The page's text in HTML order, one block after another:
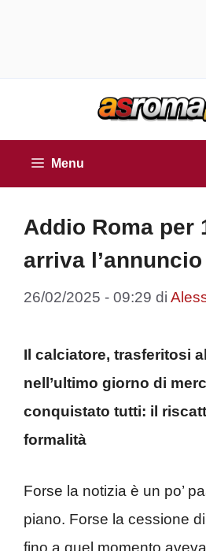
Menu
Addio Roma per
arriva l’annuncio
26/02/2025 - 09:29 di
Il calciatore, trasferitosi
nell’ultimo giorno di
conquistato tutti: il
formalità
Forse la notizia è un po’
piano. Forse la cessione
fino a quel momento